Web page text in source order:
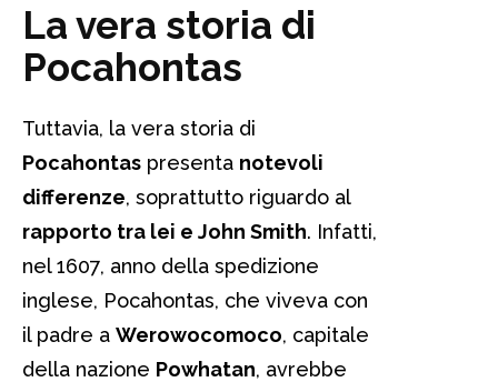
La vera storia di
Pocahontas
Tuttavia, la vera storia di
Pocahontas presenta notevoli
differenze, soprattutto riguardo al
rapporto tra lei e John Smith. Infatti,
nel 1607, anno della spedizione
inglese, Pocahontas, che viveva con
il padre a Werowocomoco, capitale
della nazione Powhatan, avrebbe